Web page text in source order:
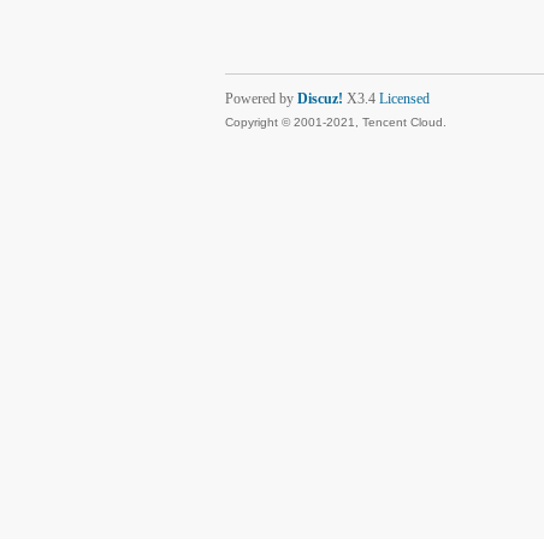
Powered by Discuz! X3.4 Licensed
Copyright © 2001-2021, Tencent Cloud.